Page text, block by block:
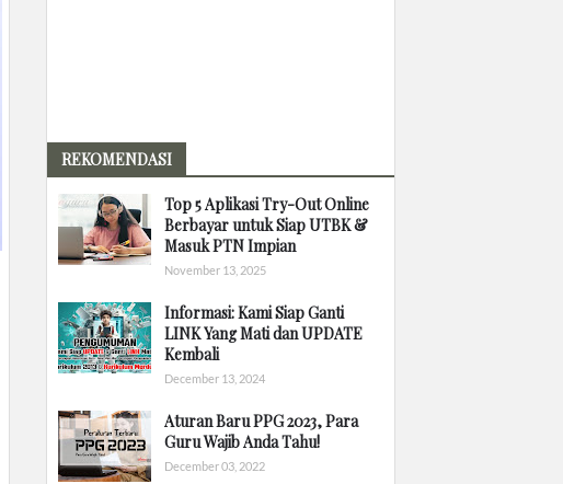
REKOMENDASI
Top 5 Aplikasi Try-Out Online
Berbayar untuk Siap UTBK &
Masuk PTN Impian
November 13, 2025
Informasi: Kami Siap Ganti
LINK Yang Mati dan UPDATE
Kembali
December 13, 2024
Aturan Baru PPG 2023, Para
Guru Wajib Anda Tahu!
December 03, 2022